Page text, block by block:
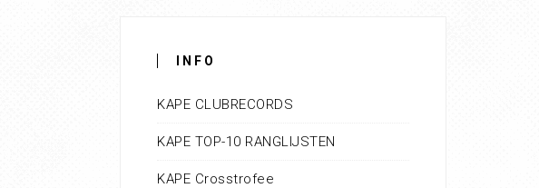
INFO
KAPE CLUBRECORDS
KAPE TOP-10 RANGLIJSTEN
KAPE Crosstrofee